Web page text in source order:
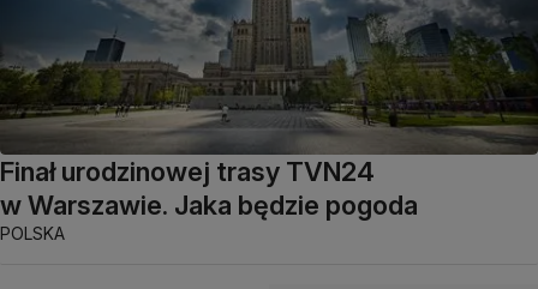
Finał urodzinowej trasy TVN24
w Warszawie. Jaka będzie pogoda
POLSKA